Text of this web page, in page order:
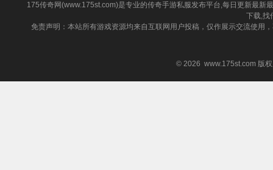
175传奇网(www.175st.com)是专业的传奇手游私服发布平台,每日更新最
下载,找
免责声明：本站所有游戏资源均来自互联网用户投稿，仅作展示交流使用
© 2026 www.175st.com 版